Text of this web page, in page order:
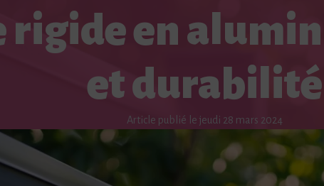
rigide en
et durabilité
Article publié le jeudi 28 mars 2024